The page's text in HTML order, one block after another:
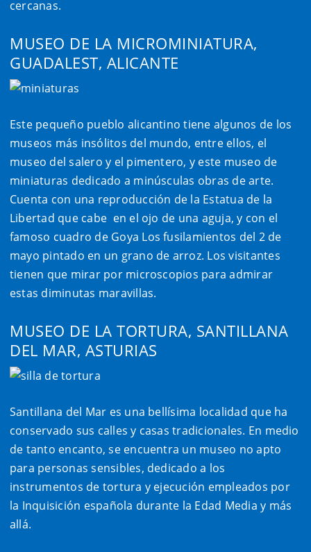
cercanas.
MUSEO DE LA MICROMINIATURA,
GUADALEST, ALICANTE
Este pequeño pueblo alicantino tiene algunos de los
museos más insólitos del mundo, entre ellos, el
museo del salero y el pimentero, y este museo de
miniaturas dedicado a minúsculas obras de arte.
Cuenta con una reproducción de la Estatua de la
Libertad que cabe en el ojo de una aguja, y con el
famoso cuadro de Goya Los fusilamientos del 2 de
mayo pintado en un grano de arroz. Los visitantes
tienen que mirar por microscopios para admirar
estas diminutas maravillas.
MUSEO DE LA TORTURA, SANTILLANA
DEL MAR, ASTURIAS
Santillana del Mar es una bellísima localidad que ha
conservado sus calles y casas tradicionales. En medio
de tanto encanto, se encuentra un museo no apto
para personas sensibles, dedicado a los
instrumentos de tortura y ejecución empleados por
la Inquisición española durante la Edad Media y más
allá.